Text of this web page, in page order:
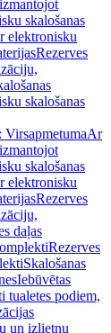
skalošanas
elektronisku
Rezerves
skalošanas
VirsapmetumaAr
skalošanas
elektronisku
Rezerves
daļas
Rezerves
Skalošanas
Iebūvētas
tualetes podiem,
un izlietņu